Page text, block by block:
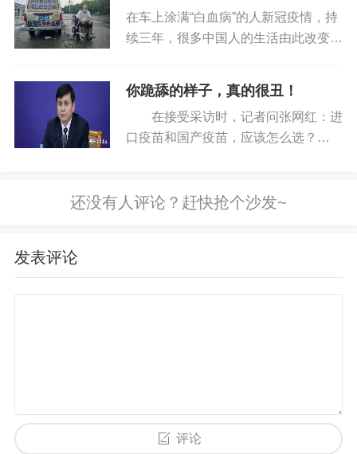
在车上涂满“白血病”的人新冠疫情，持
续三年，很多中国人的生活由此改变，
经历病痛的折磨。这两年，心梗脑梗、
白血病、1型糖尿病、再生障碍...
你跪舔的样子，真的很丑！
在接受采访时，记者问张网红：进
口疫苗和国产疫苗，应该怎么选？
疫苗就不会选了？...
发表评论
评论